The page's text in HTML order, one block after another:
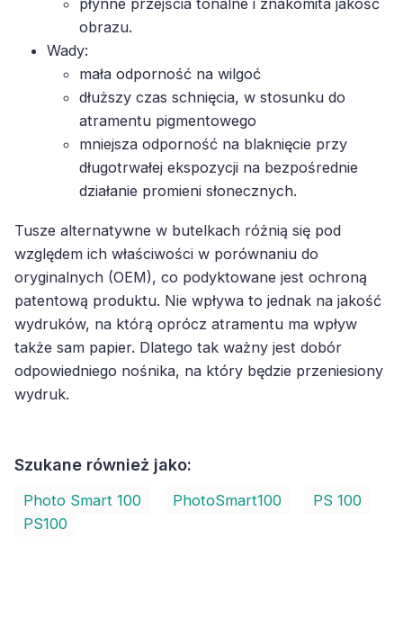
płynne przejścia tonalne i znakomita jakość
obrazu.
Wady:
mała odporność na wilgoć
dłuższy czas schnięcia, w stosunku do
atramentu pigmentowego
mniejsza odporność na blaknięcie przy
długotrwałej ekspozycji na bezpośrednie
działanie promieni słonecznych.
Tusze alternatywne w butelkach różnią się pod
względem ich właściwości w porównaniu do
oryginalnych (OEM), co podyktowane jest ochroną
patentową produktu. Nie wpływa to jednak na jakość
wydruków, na którą oprócz atramentu ma wpływ
także sam papier. Dlatego tak ważny jest dobór
odpowiedniego nośnika, na który będzie przeniesiony
wydruk.
Szukane również jako:
Photo Smart 100 PhotoSmart100
PS 100
PS100